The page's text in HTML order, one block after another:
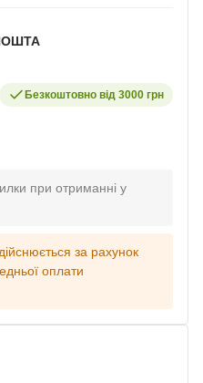
Безкоштовно від 3000 грн
при отриманні у
за рахунок
оплати